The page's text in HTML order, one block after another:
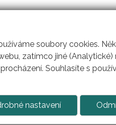
soubory cookies.
zatímco jiné (Analytické)
Souhlasíte s
nastavení